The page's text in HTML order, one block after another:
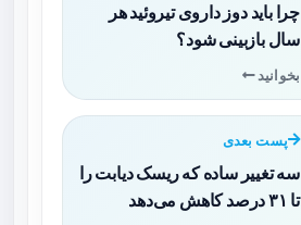
چرا باید دوز داروی تیروئید هر
سال بازبینی شود؟
بخوانید
پست بعدی
سه تغییر ساده که ریسک دیابت را
تا ۳۱ درصد کاهش می‌دهد